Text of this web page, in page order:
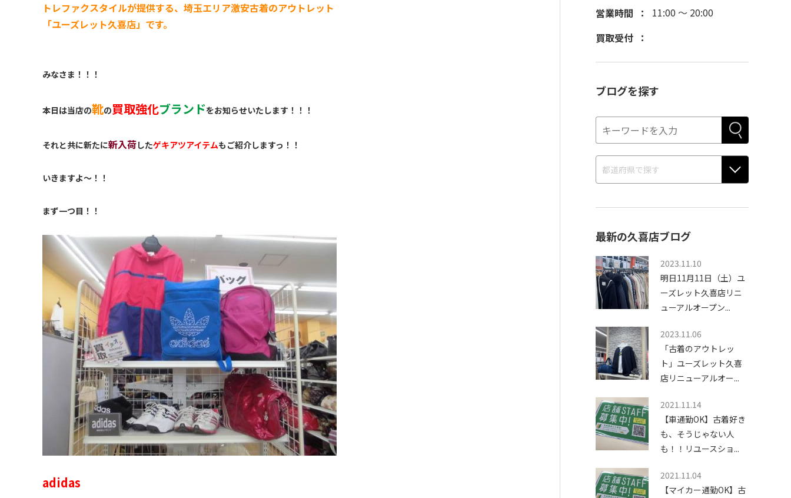
トレファクスタイルが提供する、埼玉エリア激安古着のアウトレット
「ユーズレット久喜店」です。
みなさま！！！
本日は当店の靴の買取強化ブランドをお知らせいたします！！！
それと共に新たに新入荷したゲキアツアイテムもご紹介しますっ！！
いきますよ〜！！
まず一つ目！！
adidas
営業時間
11:00 ～ 20:00
買取受付
ブログを探す
最新の久喜店ブログ
2023.11.10
明日11月11日（土）ユ
ーズレット久喜店リニ
ューアルオープン...
2023.11.06
「古着のアウトレッ
ト」ユーズレット久喜
店リニューアルオー...
2021.11.14
【車通勤OK】古着好き
も、そうじゃない人
も！！リユースショ...
2021.11.04
【マイカー通勤OK】古